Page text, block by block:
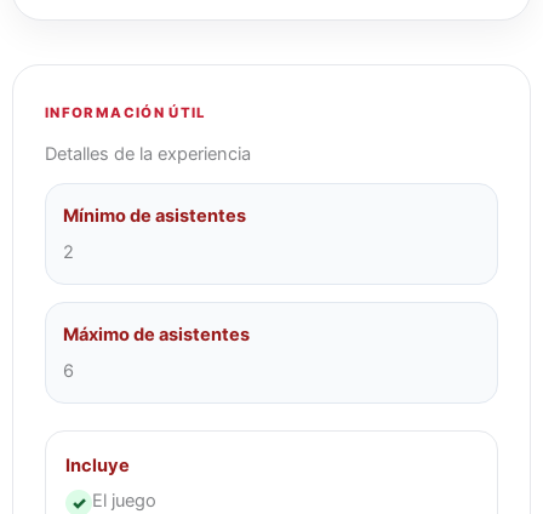
INFORMACIÓN ÚTIL
Detalles de la experiencia
Mínimo de asistentes
2
Máximo de asistentes
6
Incluye
✓ El juego